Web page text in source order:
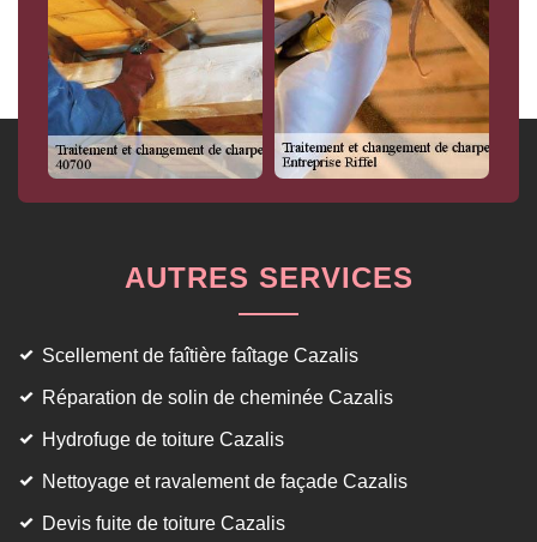
AUTRES SERVICES
Scellement de faîtière faîtage Cazalis
Réparation de solin de cheminée Cazalis
Hydrofuge de toiture Cazalis
Nettoyage et ravalement de façade Cazalis
Devis fuite de toiture Cazalis